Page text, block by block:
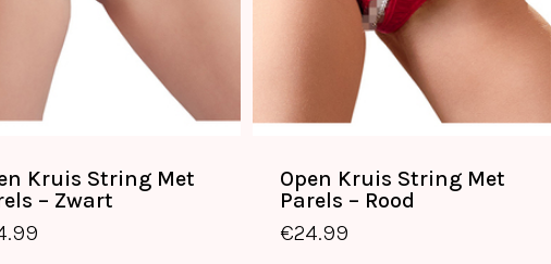
Kruis String Met
– Zwart
Open Kruis String Met
Parels – Rood
€24.99